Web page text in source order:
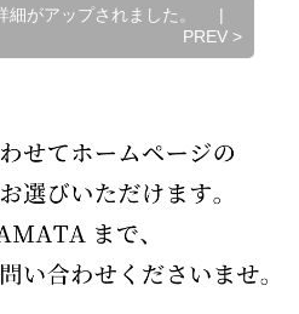
がアップされました。
|
PREV>